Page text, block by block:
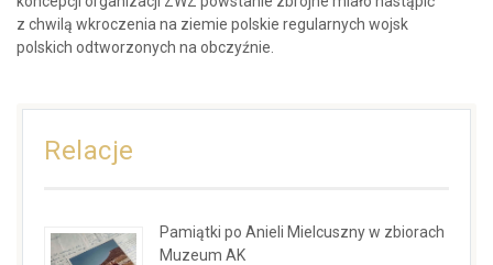
z chwilą wkroczenia na ziemie polskie regularnych wojsk
polskich odtworzonych na obczyźnie.
Relacje
Pamiątki po Anieli Mielcuszny w zbiorach
Muzeum AK